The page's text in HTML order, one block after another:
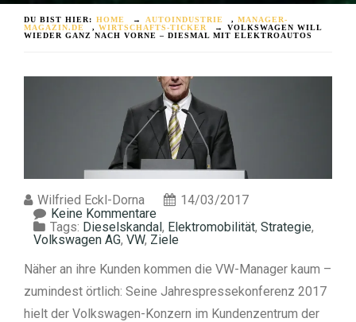
DU BIST HIER: HOME → AUTOINDUSTRIE , MANAGER-
MAGAZIN.DE
, WIRTSCHAFTS-TICKER →
VOLKSWAGEN WILL
WIEDER GANZ NACH VORNE – DIESMAL MIT ELEKTROAUTOS
Wilfried Eckl-Dorna
14/03/2017
Keine Kommentare
Tags: Dieselskandal, Elektromobilität, Strategie,
Volkswagen AG, VW, Ziele
Näher an ihre Kunden kommen die VW-Manager kaum –
zumindest örtlich: Seine Jahrespressekonferenz 2017
hielt der Volkswagen-Konzern im Kundenzentrum der